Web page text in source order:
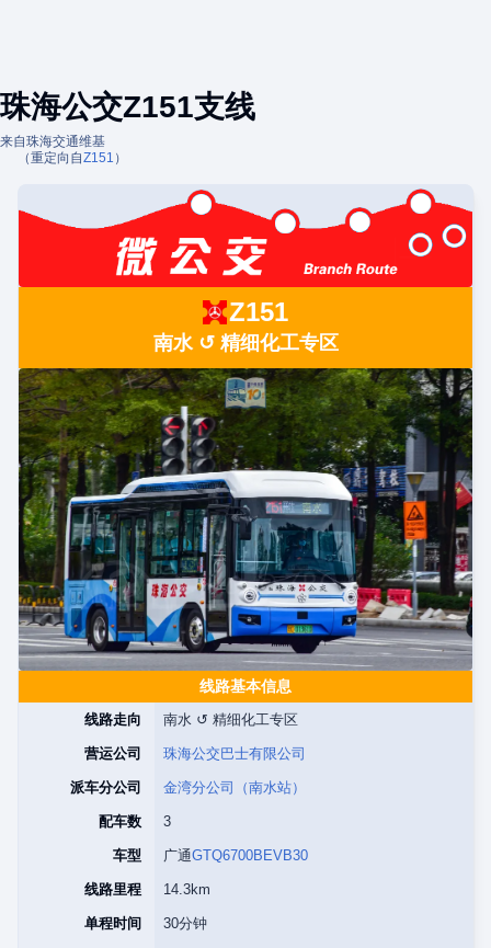
珠海公交Z151支线
来自珠海交通维基
（重定向自Z151 ）
Z151
南水 ↺ 精细化工专区
线路基本信息
线路走向 南水 ↺ 精细化工专区
营运公司 珠海公交巴士有限公司
派车分公司 金湾分公司（南水站）
配车数 3
车型 广通GTQ6700BEVB30
线路里程 14.3km
单程时间 30分钟